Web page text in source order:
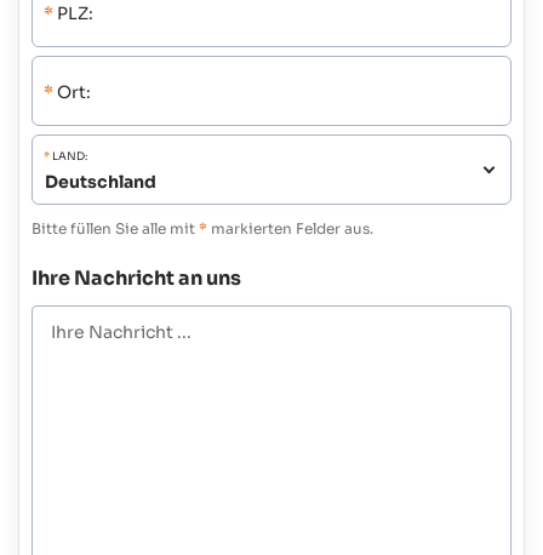
* PLZ:
* Ort:
* LAND:
Bitte füllen Sie alle mit * markierten Felder aus.
Ihre Nachricht an uns